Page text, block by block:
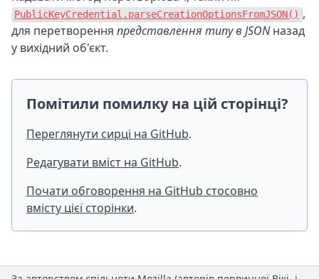
PublicKeyCredential.parseCreationOptionsFromJSON() ,
для перетворення представлення типу в JSONназад
у вихідний об'єкт.
Помітили помилку на цій сторінці?
Переглянути сирці на GitHub.
Редагувати вміст на GitHub.
Почати обговорення на GitHub стосовно
вмісту цієї сторінки.